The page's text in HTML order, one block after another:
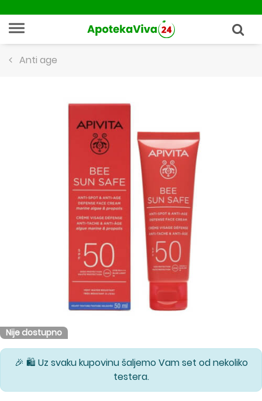
Anti age
Nije dostupno
🎉 🛍️ Uz svaku kupovinu šaljemo Vam set od nekoliko
testera.